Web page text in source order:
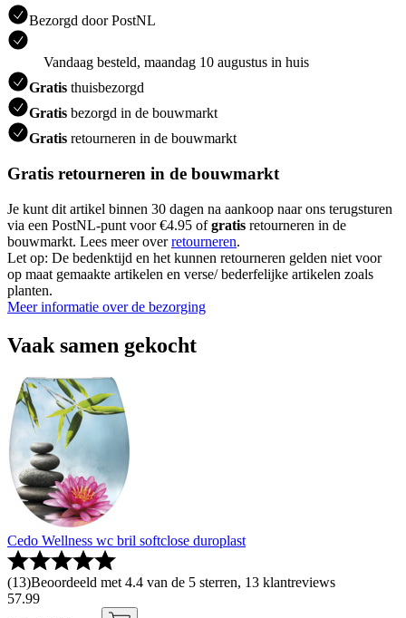
Bezorgd door PostNL
Vandaag besteld, maandag 10 augustus in huis
Gratis thuisbezorgd
Gratis bezorgd in de bouwmarkt
Gratis retourneren in de bouwmarkt
Gratis retourneren in de bouwmarkt
Je kunt dit artikel binnen 30 dagen na aankoop naar ons terugsturen
via een PostNL-punt voor €4.95 ofgratis retourneren in de
bouwmarkt. Lees meer overretourneren.
Let op: De bedenktijd en het kunnen retourneren gelden niet voor
op maat gemaakte artikelen en verse/ bederfelijke artikelen zoals
planten.
Meer informatie over de bezorging
Vaak samen gekocht
Cedo Wellness wc bril softclose duroplast
(13)Beoordeeld met 4.4 van de 5 sterren, 13 klantreviews
57.99